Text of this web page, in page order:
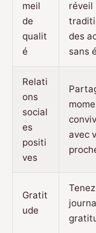
meil
de
qualit
é
réveil
des
sans
Relati
ons
social
es
positi
ves
avec
Gratit
ude